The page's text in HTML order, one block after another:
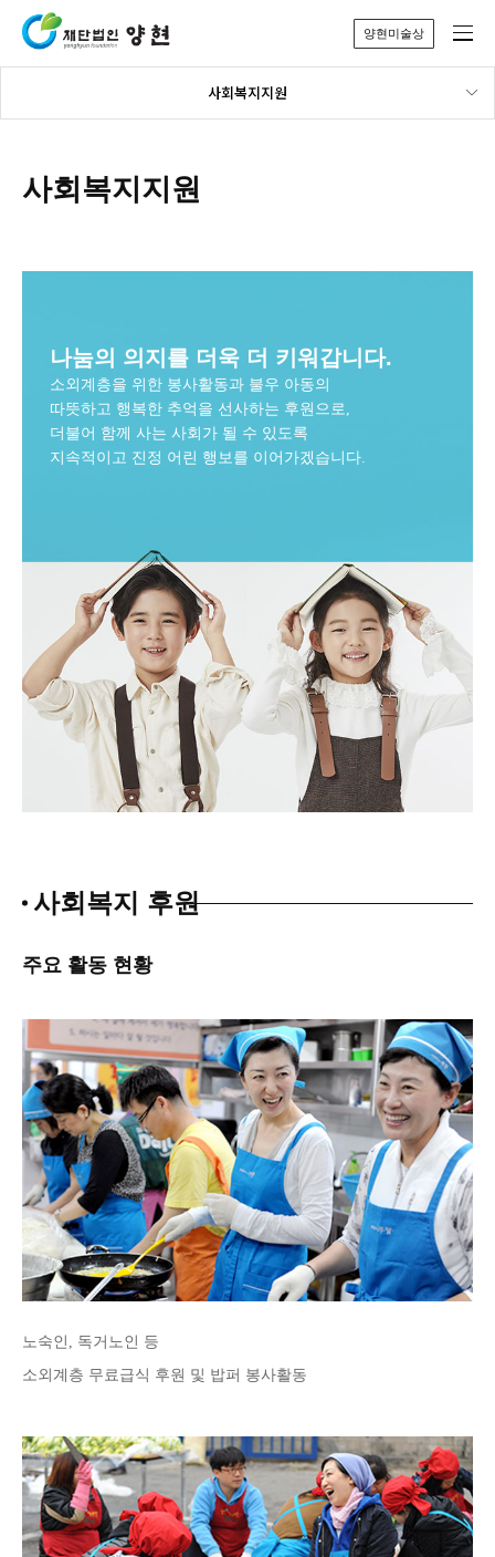
양현미술상
사회복지지원
사회복지지원
나눔의 의지를 더욱 더 키워갑니다.
소외계층을 위한 봉사활동과 불우 아동의
따뜻하고 행복한 추억을 선사하는 후원으로,
더불어 함께 사는 사회가 될 수 있도록
지속적이고 진정 어린 행보를 이어가겠습니다.
사회복지 후원
주요 활동 현황
노숙인, 독거노인 등
소외계층 무료급식 후원 및 밥퍼 봉사활동